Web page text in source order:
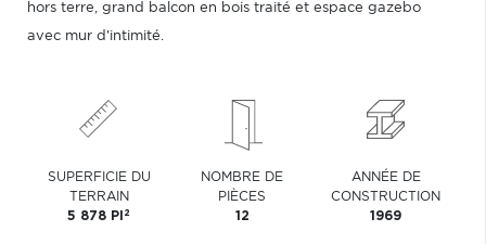
hors terre, grand balcon en bois traité et espace gazebo
avec mur d'intimité.
SUPERFICIE DU
TERRAIN
5 878 PI 2
NOMBRE DE
PIÈCES
12
ANNÉE DE
CONSTRUCTION
1969